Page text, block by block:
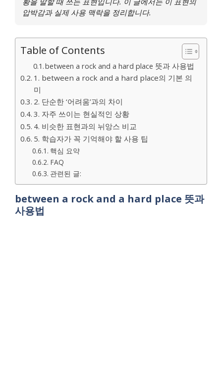
압박감과 실제 사용 맥락을 정리합니다.
Table of Contents
between a rock and a hard place 뜻과 사용법
1. between a rock and a hard place의 기본 의
미
2. 단순한 ‘어려움’과의 차이
3. 자주 쓰이는 현실적인 상황
4. 비슷한 표현과의 뉘앙스 비교
5. 학습자가 꼭 기억해야 할 사용 팁
핵심 요약
FAQ
관련된 글:
between a rock and a hard place 뜻과
사용법